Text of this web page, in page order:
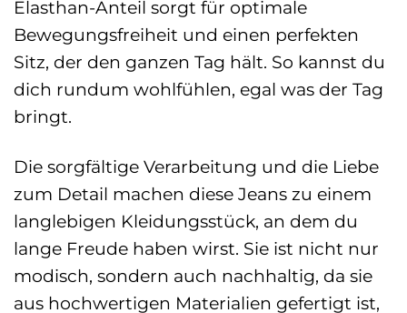
Elasthan-Anteil sorgt für optimale
Bewegungsfreiheit und einen perfekten
Sitz, der den ganzen Tag hält. So kannst du
dich rundum wohlfühlen, egal was der Tag
bringt.
Die sorgfältige Verarbeitung und die Liebe
zum Detail machen diese Jeans zu einem
langlebigen Kleidungsstück, an dem du
lange Freude haben wirst. Sie ist nicht nur
modisch, sondern auch nachhaltig, da sie
aus hochwertigen Materialien gefertigt ist,